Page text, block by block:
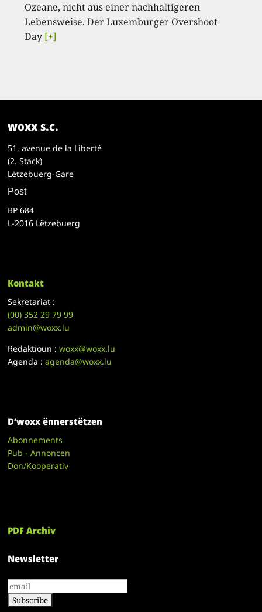
Ozeane, nicht aus einer nachhaltigeren
Lebensweise. Der Luxemburger Overshoot
Day [+]
woxx s.c.
51, avenue de la Liberté
(2. Stack)
Lëtzebuerg-Gare
Post
BP 684
L-2016 Lëtzebuerg
Kontakt
Sekretariat :
(00)352 29 79 99
admin@woxx.lu
Redaktioun :woxx@woxx.lu
Agenda :agenda@woxx.lu
D’woxx ënnerstëtzen
Abonnements
Pub - Annoncen
Don/Kooperativ
PDF Archiv
Newsletter